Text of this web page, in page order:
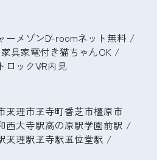
ーメゾンD-roomネット無料
家具家電付き猫ちゃんOK
ロックVR内見
天理市王寺町香芝市橿原市
西大寺駅高の原駅学園前駅
天理駅王寺駅五位堂駅